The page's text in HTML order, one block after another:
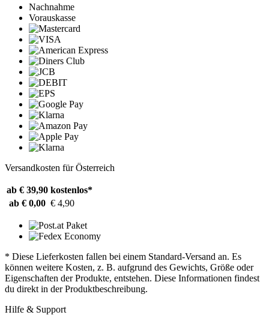
Nachnahme
Vorauskasse
Versandkosten für Österreich
ab € 39,90 kostenlos*
ab € 0,00 € 4,90
* Diese Lieferkosten fallen bei einem Standard-Versand an. Es
können weitere Kosten, z. B. aufgrund des Gewichts, Größe oder
Eigenschaften der Produkte, entstehen. Diese Informationen findest
du direkt in der Produktbeschreibung.
Hilfe & Support